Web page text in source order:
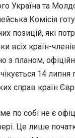
Україна та
Комісія
позицій, які
всіх країн-
з планом,
14 липня
справ країн
по собі не є
Це лише